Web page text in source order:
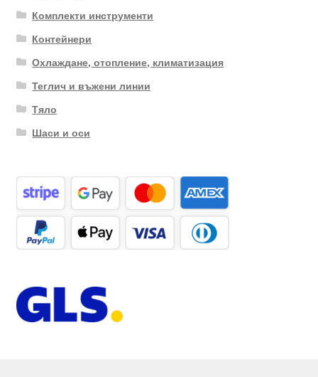
Комплекти инструменти
Контейнери
Охлаждане, отопление, климатизация
Теглич и въжени линии
Тяло
Шаси и оси